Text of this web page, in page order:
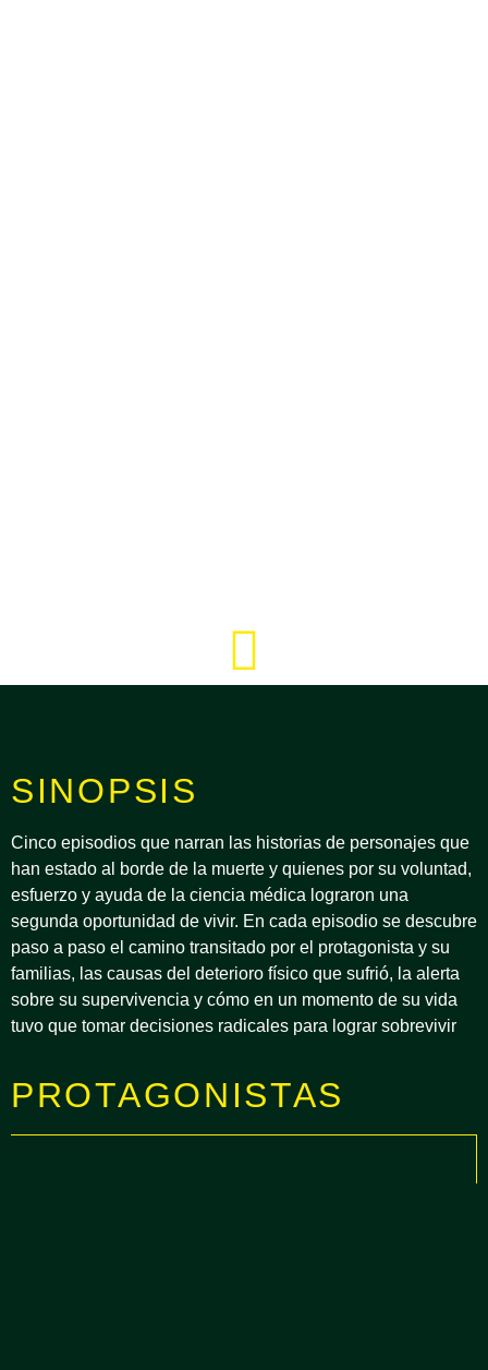
SINOPSIS
Cinco episodios que narran las historias de personajes que
han estado al borde de la muerte y quienes por su voluntad,
esfuerzo y ayuda de la ciencia médica lograron una
segunda oportunidad de vivir. En cada episodio se descubre
paso a paso el camino transitado por el protagonista y su
familias, las causas del deterioro físico que sufrió, la alerta
sobre su supervivencia y cómo en un momento de su vida
tuvo que tomar decisiones radicales para lograr sobrevivir
PROTAGONISTAS